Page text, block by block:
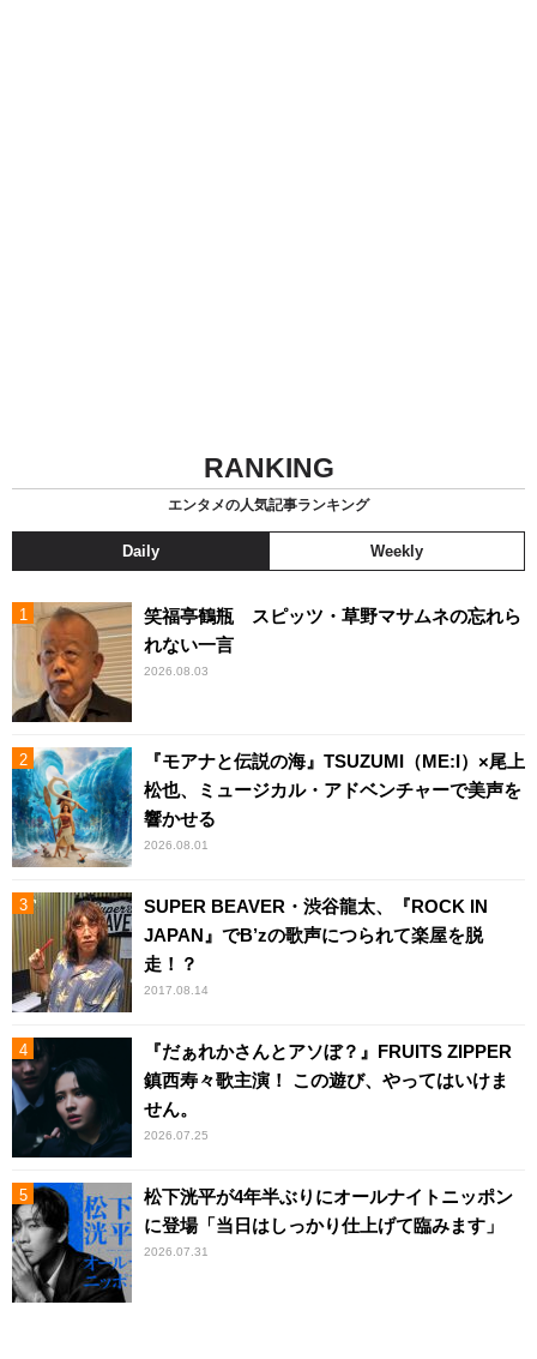
RANKING
エンタメの人気記事ランキング
Daily Weekly
笑福亭鶴瓶 スピッツ・草野マサムネの忘れら
れない一言
2026.08.03
『モアナと伝説の海』TSUZUMI（ME:I）×尾上
松也、ミュージカル・アドベンチャーで美声を
響かせる
2026.08.01
SUPER BEAVER・渋谷龍太、『ROCK IN
JAPAN』でB’zの歌声につられて楽屋を脱
走！？
2017.08.14
『だぁれかさんとアソぼ？』FRUITS ZIPPER
鎮西寿々歌主演！ この遊び、やってはいけま
せん。
2026.07.25
松下洸平が4年半ぶりにオールナイトニッポン
に登場「当日はしっかり仕上げて臨みます」
2026.07.31